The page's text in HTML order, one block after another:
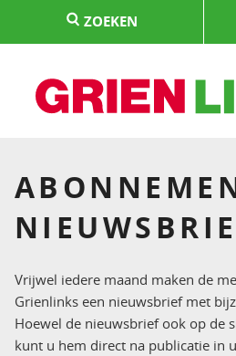
springen
ZOEKEN
Vrijwel iedere maand maken de
Grienlinks een nieuwsbrief met
Hoewel de nieuwsbrief ook op de
kunt u hem direct na publicatie in